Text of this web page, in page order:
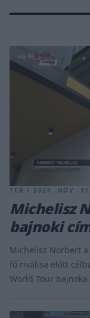
TCR / 2024. NOV. 17.
Michelisz
bajnoki
Michelisz Norbert
fő riválisa előtt
World Tour bajnoka.